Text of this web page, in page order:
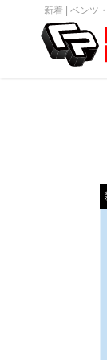
新着 | ベンツ